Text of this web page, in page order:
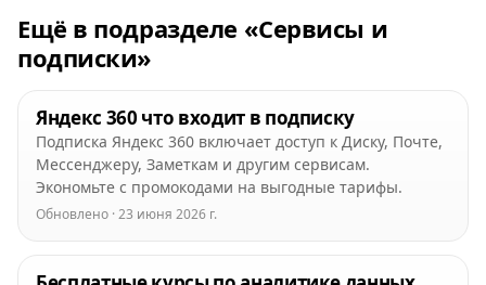
Ещё в подразделе «Сервисы и
подписки»
Яндекс 360 что входит в подписку
Подписка Яндекс 360 включает доступ к Диску, Почте,
Мессенджеру, Заметкам и другим сервисам.
Экономьте с промокодами на выгодные тарифы.
Обновлено · 23 июня 2026 г.